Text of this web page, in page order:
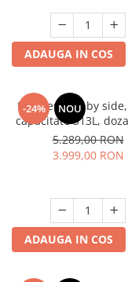
Unelte Gradinarit
Ventilatoare &
Aparate de aer
Zootehnie
Foarfeci tuns oi
Incubatoare oua
ADAUGA IN COS
-24% NOU
Frigider side by
capacitate 513L,
apa si gheata, FULL
FROST, afisaj LCD,
inverter,Samus SSX-
5.289,00 RON
3.999,00 RON
ADAUGA IN COS